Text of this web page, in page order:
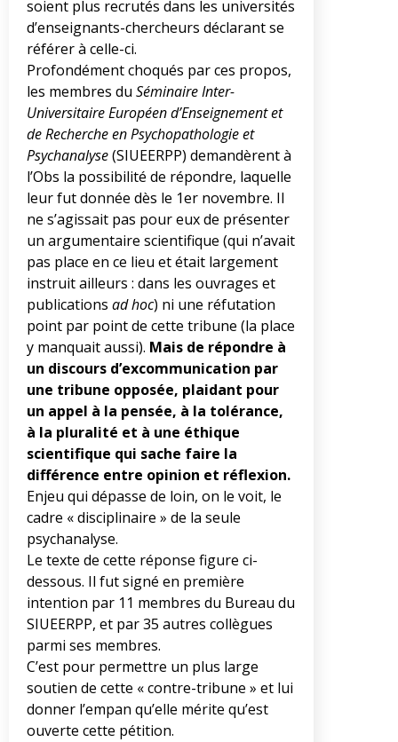
soient plus recrutés dans les universités
d’enseignants-chercheurs déclarant se
référer à celle-ci.
Profondément choqués par ces propos,
les membres du Séminaire Inter-
Universitaire Européen d’Enseignement et
de Recherche en Psychopathologie et
Psychanalyse(SIUEERPP) demandèrent à
l’Obs la possibilité de répondre, laquelle
leur fut donnée dès le 1er novembre. Il
ne s’agissait pas pour eux de présenter
un argumentaire scientifique (qui n’avait
pas place en ce lieu et était largement
instruit ailleurs : dans les ouvrages et
publications ad hoc) ni une réfutation
point par point de cette tribune (la place
y manquait aussi). Mais de répondre à
un discours d’excommunication par
une tribune opposée, plaidant pour
un appel à la pensée, à la tolérance,
à la pluralité et à une éthique
scientifique qui sache faire la
différence entre opinion et réflexion.
Enjeu qui dépasse de loin, on le voit, le
cadre « disciplinaire » de la seule
psychanalyse.
Le texte de cette réponse figure ci-
dessous. Il fut signé en première
intention par 11 membres du Bureau du
SIUEERPP, et par 35 autres collègues
parmi ses membres.
C’est pour permettre un plus large
soutien de cette « contre-tribune » et lui
donner l’empan qu’elle mérite qu’est
ouverte cette pétition.